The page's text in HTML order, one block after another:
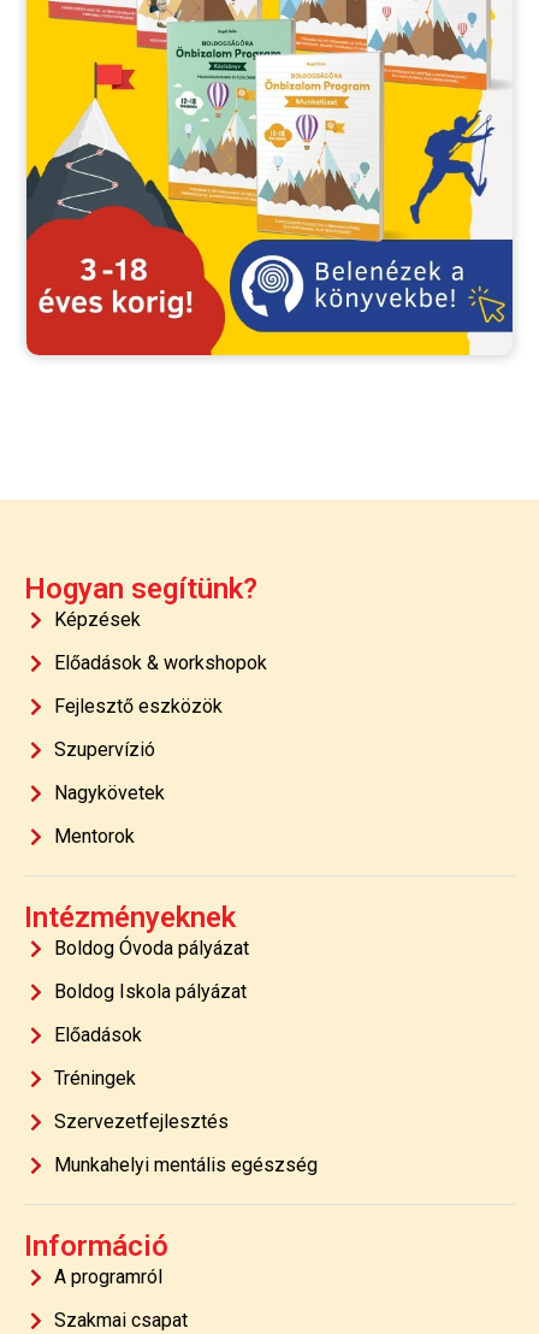
Hogyan segítünk?
Képzések
Előadások & workshopok
Fejlesztő eszközök
Szupervízió
Nagykövetek
Mentorok
Intézményeknek
Boldog Óvoda pályázat
Boldog Iskola pályázat
Előadások
Tréningek
Szervezetfejlesztés
Munkahelyi mentális egészség
Információ
A programról
Szakmai csapat